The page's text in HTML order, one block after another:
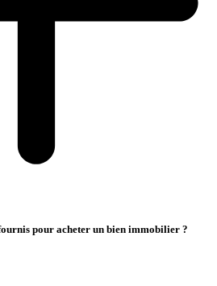
pour acheter un bien immobilier ?